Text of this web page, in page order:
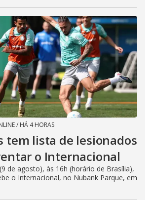
/ HÁ 4 HORAS
tem lista de lesionados
o Internacional
de agosto), às 16h (horário de Brasília),
o Internacional, no Nubank Parque, em